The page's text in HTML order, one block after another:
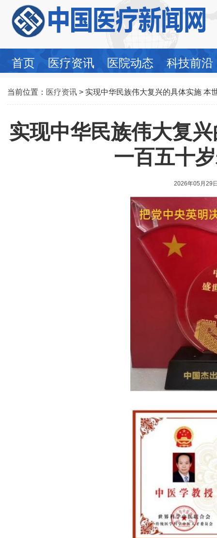
首页 医疗资讯 医院动态 科技前沿
当前位置： 医疗资讯 > 实现中华民族伟大复兴的具体实施 本
实现中华民族伟大复
一百五十
2026年05月29